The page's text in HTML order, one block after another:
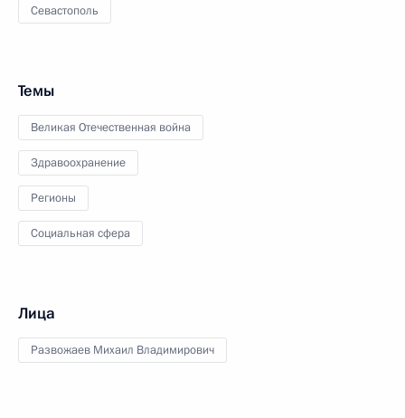
Севастополь
Темы
Великая Отечественная война
Здравоохранение
Регионы
Социальная сфера
Лица
Развожаев Михаил Владимирович